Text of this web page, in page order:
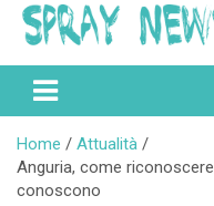
Spraynews.it
Home
Attualità
Anguria, come
conoscono